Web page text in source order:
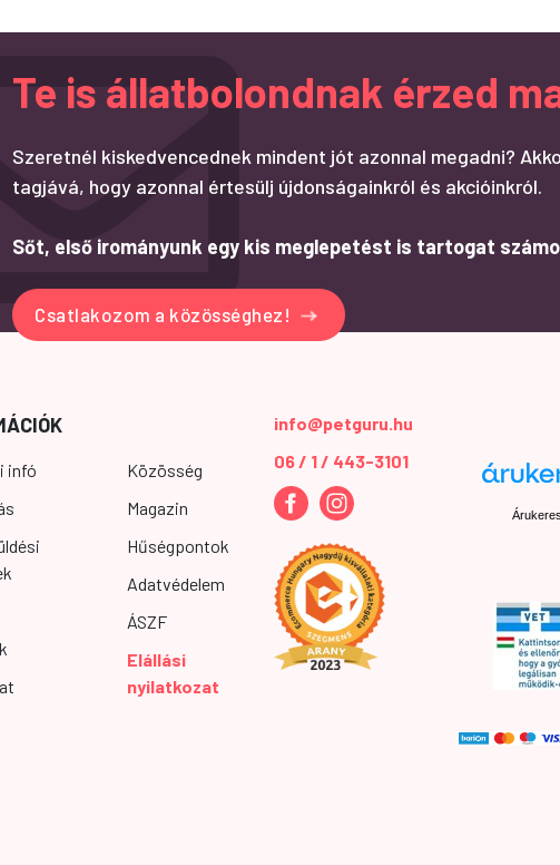
Te is állatbolondnak érzed
Szeretnél kiskedvencednek mindent jót azonnal megadni?
tagjává, hogy azonnal értesülj újdonságainkról és akcióinkról.
Sőt, első irományunk egy kis meglepetést is tartogat
Csatlakozom a közösséghez!
infó
Közösség
Magazin
Hűségpontok
Adatvédelem
ÁSZF
Elállási
nyilatkozat
info@petguru.hu
06 / 1 / 443-3101